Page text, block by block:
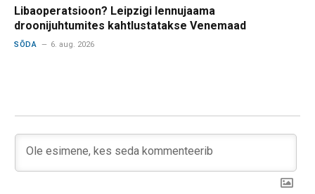
Libaoperatsioon? Leipzigi lennujaama
droonijuhtumites kahtlustatakse Venemaad
SÕDA 6. aug. 2026